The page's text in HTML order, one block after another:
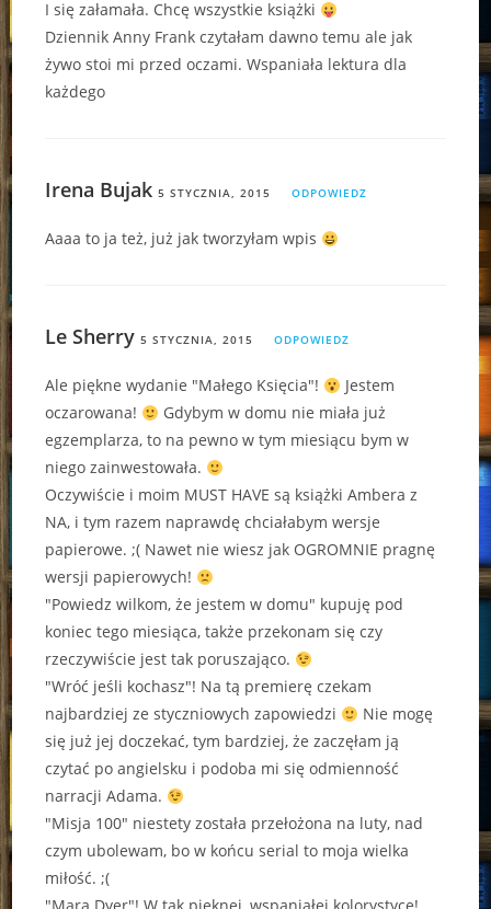
I się załamała. Chcę wszystkie książki
Dziennik Anny Frank czytałam dawno temu ale jak
żywo stoi mi przed oczami. Wspaniała lektura dla
każdego
Irena Bujak 5 STYCZNIA, 2015 ODPOWIEDZ
Aaaa to ja też, już jak tworzyłam wpis
Le Sherry 5 STYCZNIA, 2015 ODPOWIEDZ
Ale piękne wydanie "Małego Księcia"!
Jestem
oczarowana!
Gdybym w domu nie miała już
egzemplarza, to na pewno w tym miesiącu bym w
niego zainwestowała.
Oczywiście i moim MUST HAVE są książki Ambera z
NA, i tym razem naprawdę chciałabym wersje
papierowe. ;( Nawet nie wiesz jak OGROMNIE pragnę
wersji papierowych!
"Powiedz wilkom, że jestem w domu" kupuję pod
koniec tego miesiąca, także przekonam się czy
rzeczywiście jest tak poruszająco.
"Wróć jeśli kochasz"! Na tą premierę czekam
najbardziej ze styczniowych zapowiedzi
Nie mogę
się już jej doczekać, tym bardziej, że zaczęłam ją
czytać po angielsku i podoba mi się odmienność
narracji Adama.
"Misja 100" niestety została przełożona na luty, nad
czym ubolewam, bo w końcu serial to moja wielka
miłość. ;(